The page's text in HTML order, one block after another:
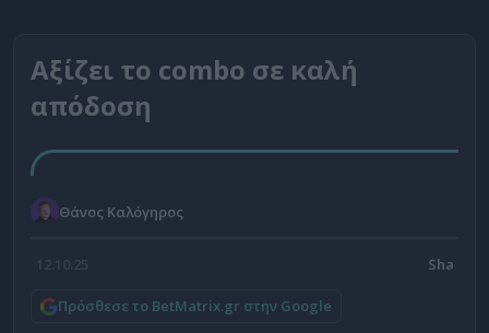
Αξίζει το combo σε καλή
απόδοση
Θάνος Καλόγηρος
12.10.25
Πρόσθεσε το BetMatrix.gr στην Google